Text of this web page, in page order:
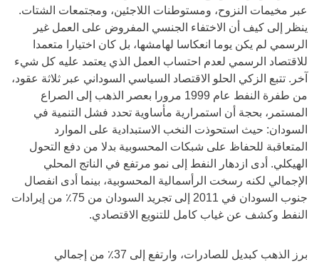
عبر مخيمات النزوح، ومستوطنات اللاجئين، ومجتمعات الشتات.
ينظر إلى كيف أن الاختفاء الجنسي المفروض على العمل غير
الرسمي لم يكن يوما انعكاسا لهامشها، بل كان اختيارا متعمدا
للاقتصاد الرسمي لعدم احتساب العمل الذي يعتمد عليه كل شيء
آخر. تتبع الزكي الحلو الاقتصاد السياسي السوداني عبر ثلاثة عقود،
من طفرة النفط عام 1999 مرورا بعصر الذهب إلى الصراع
المستمر، بحجة أن استمرارية مأساوية تحدد فشل التنمية في
السودان: حيث استحوذت النخب الاستبدادية على الموارد
المتعاقبة للحفاظ على شبكات المحسوبية بدلا من دفع التحول
الهيكلي. أدى ازدهار النفط إلى نمو مرتفع في الناتج المحلي
الإجمالي لكنه رسخت الرأسمالية المحسوبية، بينما أدى انفصال
جنوب السودان في 2011 إلى تجريد السودان من 75٪ من إيرادات
النفط وكشف عن غياب كامل للتنويع الاقتصادي.
برز الذهب كبديل للصادرات، وارتفع إلى 37٪ من إجمالي